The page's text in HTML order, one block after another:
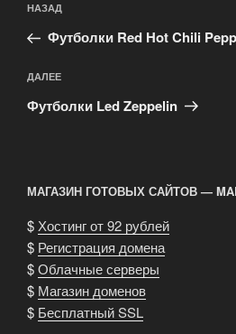
по
записям
Предыдущая
запись:
НАЗАД
Футболки Red Hot Chili
Следующая
запись
ДАЛЕЕ
Футболки Led Zeppelin
МАГАЗИН ГОТОВЫХ САЙТОВ —
$Хостинг от 92 рублей
$ Регистрация домена
$Облачные серверы
$ Магазин доменов
$ Бесплатный SSL